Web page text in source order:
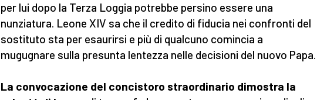
per lui dopo la Terza Loggia potrebbe persino essere una
nunziatura. Leone XIV sa che il credito di fiducia nei confronti del
sostituto sta per esaurirsi e più di qualcuno comincia a
mugugnare sulla presunta lentezza nelle decisioni del nuovo Papa.
La convocazione del concistoro straordinario dimostra la